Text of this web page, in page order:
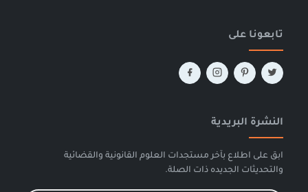
تابعونا على
النشرة البريدية
ابق على اطلاع بآخر مستجدات العلوم القانونية والقضائية
والتحديثات الجديده ذات الصلة.